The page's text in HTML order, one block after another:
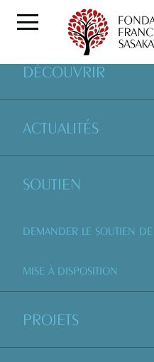
DÉCOUVRIR
ACTUALITÉS
SOUTIEN
DEMANDER LE SOUTIEN
MISE À DISPOSITION
PROJETS
ENTRETIENS |